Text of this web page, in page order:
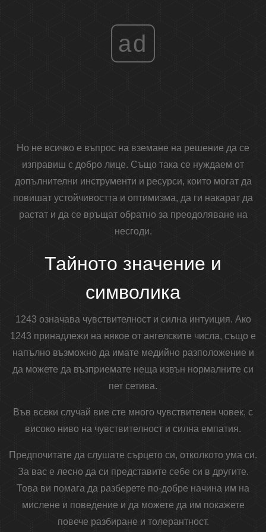
ad
Но не всичко е въпрос на вземане на решение да се
изправиш с добро лице. Също така се нуждаем от
допълнителни инструменти и ресурси, които могат да
повишат устойчивостта и оптимизма, да ги накарат да
растат и да се връщат обратно за преодоляване на
несгоди.
Тайното значение и
символика
1243 означава чувствителност и силна интуиция. Ако
1243 принадлежи на някое от ангелските числа, също е
напълно възможно да имате медийно разположение и
да можете да възприемате неща извън нормалните си
пет сетива.
Във всеки случай вие сте много чувствителен човек, с
високо ниво на чувствителност и силна емпатия.
Предпочитате да слушате сърцето си, отколкото ума си.
За вас е лесно да си представите себе си в другите.
Това ви помага да разберете по-добре начина им на
мислене и поведение и да можете да им покажете
повече разбиране и толерантност.